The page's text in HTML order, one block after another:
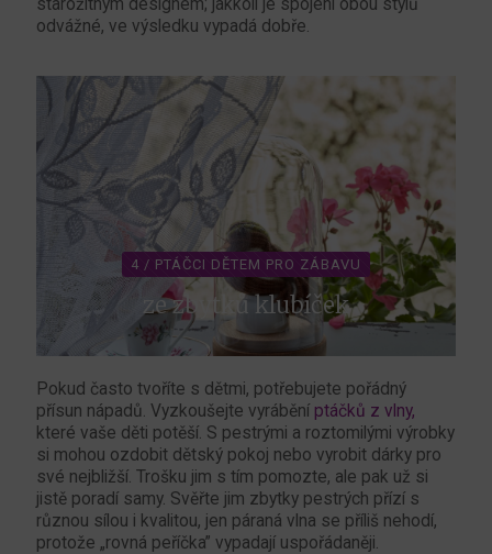
starožitným designem; jakkoli je spojení obou stylů
odvážné, ve výsledku vypadá dobře.
4 / PTÁČCI DĚTEM PRO ZÁBAVU
ze zbytků klubíček
Pokud často tvoříte s dětmi, potřebujete pořádný
přísun nápadů. Vyzkoušejte vyrábění ptáčků z vlny,
které vaše děti potěší. S pestrými a roztomilými výrobky
si mohou ozdobit dětský pokoj nebo vyrobit dárky pro
své nejbližší. Trošku jim s tím pomozte, ale pak už si
jistě poradí samy. Svěřte jim zbytky pestrých přízí s
různou sílou i kvalitou, jen páraná vlna se příliš nehodí,
protože „rovná peříčka” vypadají uspořádaněji.